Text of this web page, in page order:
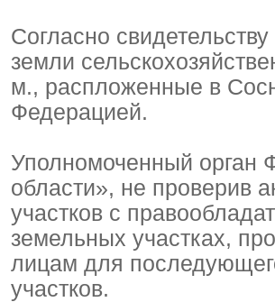
Согласно
земли
м., распложенные в
Федерацией.
Уполномоченный орган
области», не проверив
участков с
земельных участках,
лицам для
участков.